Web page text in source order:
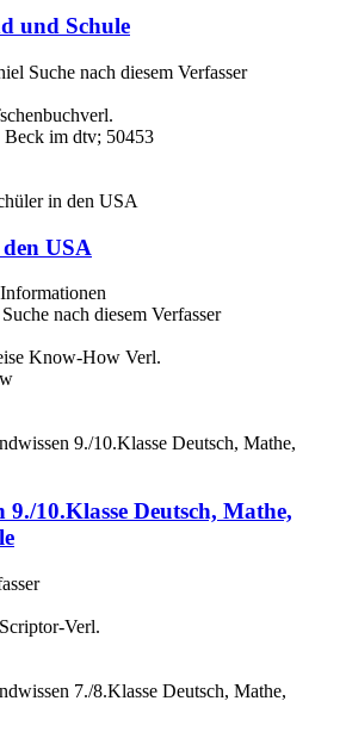
und Schule
Suche nach diesem Verfasser
Beck im dtv; 50453
USA
Suche nach diesem Verfasser
Know-How Verl.
10.Klasse Deutsch, Mathe,
Verl.